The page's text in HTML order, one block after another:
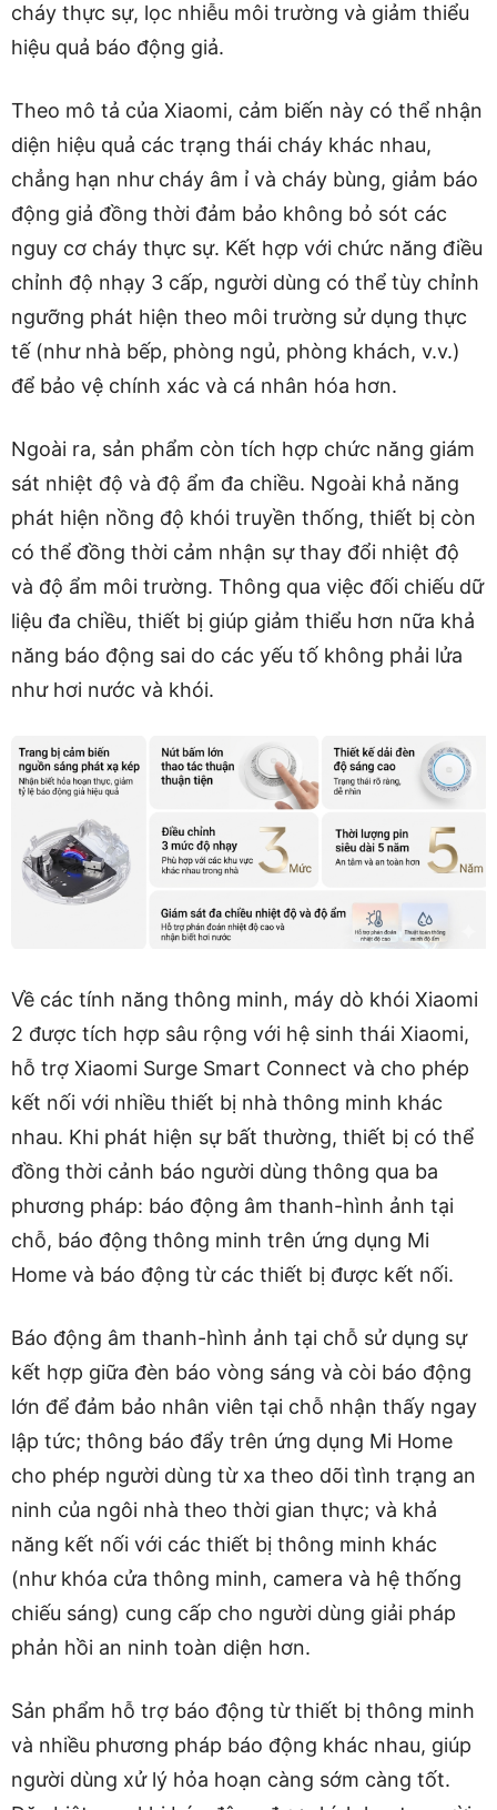
cháy thực sự, lọc nhiễu môi trường và giảm thiểu
hiệu quả báo động giả.
Theo mô tả của Xiaomi, cảm biến này có thể nhận
diện hiệu quả các trạng thái cháy khác nhau,
chẳng hạn như cháy âm ỉ và cháy bùng, giảm báo
động giả đồng thời đảm bảo không bỏ sót các
nguy cơ cháy thực sự. Kết hợp với chức năng điều
chỉnh độ nhạy 3 cấp, người dùng có thể tùy chỉnh
ngưỡng phát hiện theo môi trường sử dụng thực
tế (như nhà bếp, phòng ngủ, phòng khách, v.v.)
để bảo vệ chính xác và cá nhân hóa hơn.
Ngoài ra, sản phẩm còn tích hợp chức năng giám
sát nhiệt độ và độ ẩm đa chiều. Ngoài khả năng
phát hiện nồng độ khói truyền thống, thiết bị còn
có thể đồng thời cảm nhận sự thay đổi nhiệt độ
và độ ẩm môi trường. Thông qua việc đối chiếu dữ
liệu đa chiều, thiết bị giúp giảm thiểu hơn nữa khả
năng báo động sai do các yếu tố không phải lửa
như hơi nước và khói.
Về các tính năng thông minh, máy dò khói Xiaomi
2 được tích hợp sâu rộng với hệ sinh thái Xiaomi,
hỗ trợ Xiaomi Surge Smart Connect và cho phép
kết nối với nhiều thiết bị nhà thông minh khác
nhau. Khi phát hiện sự bất thường, thiết bị có thể
đồng thời cảnh báo người dùng thông qua ba
phương pháp: báo động âm thanh-hình ảnh tại
chỗ, báo động thông minh trên ứng dụng Mi
Home và báo động từ các thiết bị được kết nối.
Báo động âm thanh-hình ảnh tại chỗ sử dụng sự
kết hợp giữa đèn báo vòng sáng và còi báo động
lớn để đảm bảo nhân viên tại chỗ nhận thấy ngay
lập tức; thông báo đẩy trên ứng dụng Mi Home
cho phép người dùng từ xa theo dõi tình trạng an
ninh của ngôi nhà theo thời gian thực; và khả
năng kết nối với các thiết bị thông minh khác
(như khóa cửa thông minh, camera và hệ thống
chiếu sáng) cung cấp cho người dùng giải pháp
phản hồi an ninh toàn diện hơn.
Sản phẩm hỗ trợ báo động từ thiết bị thông minh
và nhiều phương pháp báo động khác nhau, giúp
người dùng xử lý hỏa hoạn càng sớm càng tốt.